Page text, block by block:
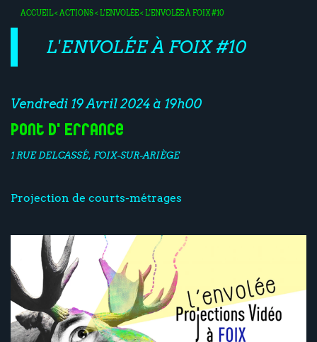
ACCUEIL<ACTIONS< L'ENVOLÉE< L'ENVOLÉE À FOIX #10
L'ENVOLÉE À FOIX #10
Vendredi 19 Avril 2024 à 19h00
Pont d'Errance
1 RUE DELCASSÉ, FOIX-SUR-ARIÈGE
Projection de courts-métrages